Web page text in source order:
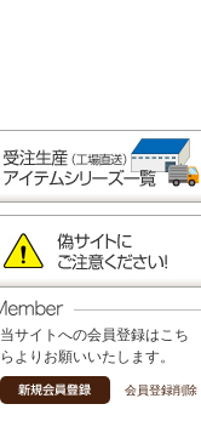
当サイトへの会員登録はこち
らよりお願いいたします。
会員登録削除